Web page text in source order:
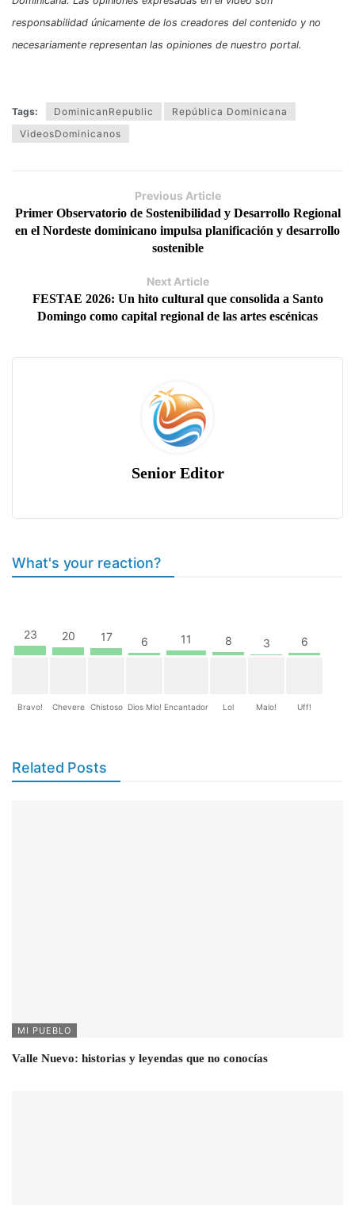
responsabilidad únicamente de los creadores del contenido y no
necesariamente representan las opiniones de nuestro portal.
Tags: DominicanRepublic
República Dominicana
VideosDominicanos
Previous Article
Primer Observatorio de Sostenibilidad y Desarrollo Regional
en el Nordeste dominicano impulsa planificación y desarrollo
sostenible
Next Article
FESTAE 2026: Un hito cultural que consolida a Santo
Domingo como capital regional de las artes escénicas
Senior Editor
What's your reaction?
23
Bravo!
20
Chevere
17
Chistoso
6
Dios Mio!
11
Encantador
8
Lol
3
Malo!
6
Uff!
Related Posts
MI PUEBLO
Valle Nuevo: historias y leyendas que no conocías